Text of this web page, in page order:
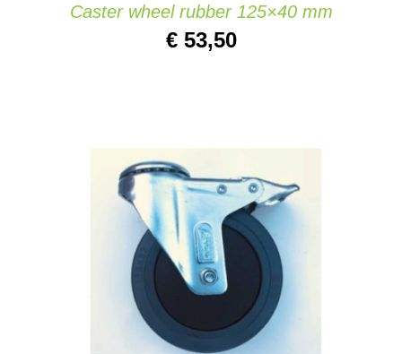
Caster wheel rubber 125×40 mm
€53,50
AGGIUNGI AL CARRELLO